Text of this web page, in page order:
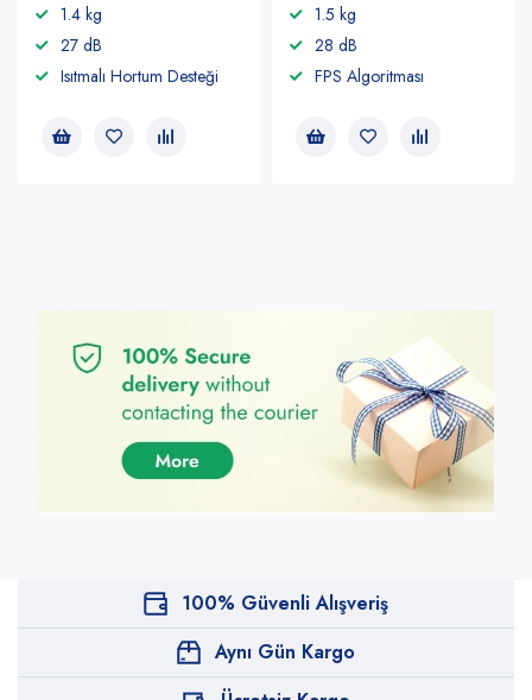
1.4 kg
27 dB
Isıtmalı Hortum Desteği
1.5 kg
28 dB
FPS Algoritması
100% Güvenli Alışveriş
Aynı Gün Kargo